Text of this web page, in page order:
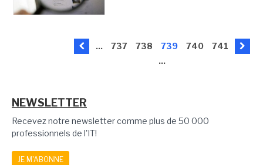
... 737 738 739 740
741
...
NEWSLETTER
Recevez notre newsletter comme plus de 50 000
professionnels de l'IT!
JE M'ABONNE